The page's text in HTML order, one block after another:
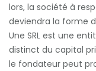
lors, la société à
deviendra la forme
Une SRL est une
distinct du capital
le fondateur peut